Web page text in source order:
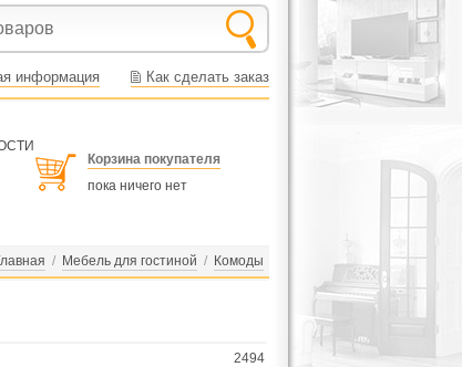
информация Как сделать заказ
Корзина покупателя
пока ничего нет
/ Мебель для гостиной / Комоды
2494